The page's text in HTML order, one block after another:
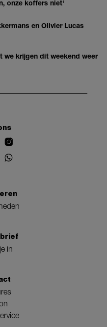
onze koffers niet'
en Olivier Lucas
we krijgen dit weekend weer
in